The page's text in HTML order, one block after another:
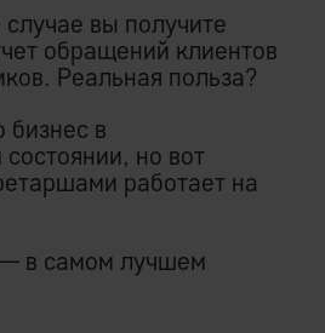
вы получите
обращений клиентов
Реальная польза?
бизнес в
но вот
работает на
в самом лучшем